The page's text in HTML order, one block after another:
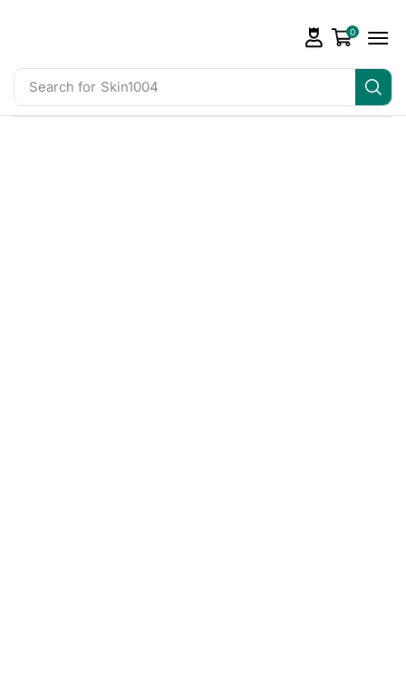
Search for Skin1004
0